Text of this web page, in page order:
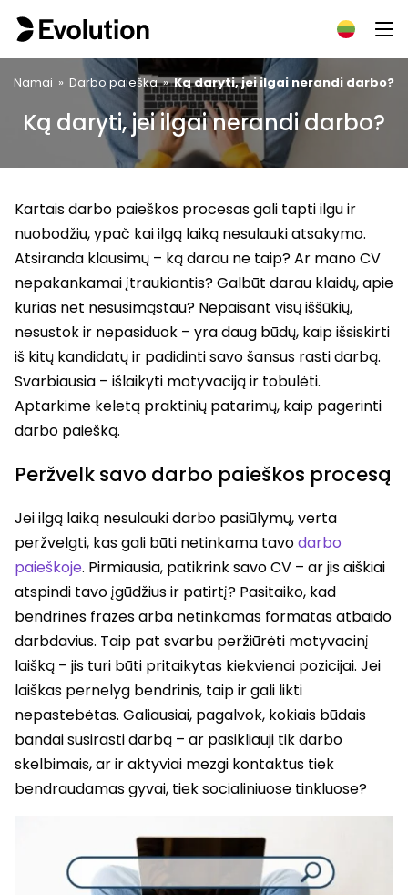
Namai » Darbo paieška » Ką daryti, jei ilgai nerandi darbo?
Ką daryti, jei ilgai nerandi darbo?
Kartais darbo paieškos procesas gali tapti ilgu ir
nuobodžiu, ypač kai ilgą laiką nesulauki atsakymo.
Atsiranda klausimų – ką darau ne taip? Ar mano CV
nepakankamai įtraukiantis? Galbūt darau klaidų, apie
kurias net nesusimąstau? Nepaisant visų iššūkių,
nesustok ir nepasiduok – yra daug būdų, kaip išsiskirti
iš kitų kandidatų ir padidinti savo šansus rasti darbą.
Svarbiausia – išlaikyti motyvaciją ir tobulėti.
Aptarkime keletą praktinių patarimų, kaip pagerinti
darbo paiešką.
Peržvelk savo darbo paieškos procesą
Jei ilgą laiką nesulauki darbo pasiūlymų, verta
peržvelgti, kas gali būti netinkama tavodarbo
paieškoje. Pirmiausia, patikrink savo CV – ar jis aiškiai
atspindi tavo įgūdžius ir patirtį? Pasitaiko, kad
bendrinės frazės arba netinkamas formatas atbaido
darbdavius. Taip pat svarbu peržiūrėti motyvacinį
laišką – jis turi būti pritaikytas kiekvienai pozicijai. Jei
laiškas pernelyg bendrinis, taip ir gali likti
nepastebėtas. Galiausiai, pagalvok, kokiais būdais
bandai susirasti darbą – ar pasikliauji tik darbo
skelbimais, ar ir aktyviai mezgi kontaktus tiek
bendraudamas gyvai, tiek socialiniuose tinkluose?